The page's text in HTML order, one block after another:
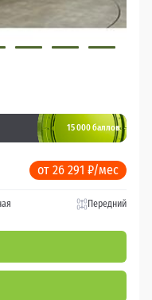
15 000 баллов
от 26 291 ₽/мес
Передний